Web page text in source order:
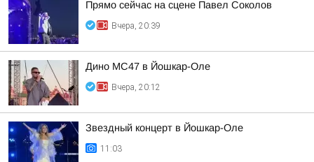
Прямо сейчас на сцене Павел Соколов
Вчера, 20:39
Дино МС47 в Йошкар-Оле
Вчера, 20:12
Звездный концерт в Йошкар-Оле
11:03